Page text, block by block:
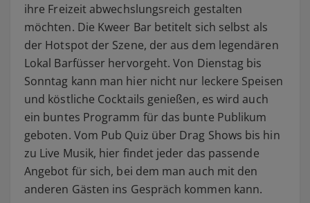
ihre Freizeit abwechslungsreich gestalten
möchten. Die Kweer Bar betitelt sich selbst als
der Hotspot der Szene, der aus dem legendären
Lokal Barfüsser hervorgeht. Von Dienstag bis
Sonntag kann man hier nicht nur leckere Speisen
und köstliche Cocktails genießen, es wird auch
ein buntes Programm für das bunte Publikum
geboten. Vom Pub Quiz über Drag Shows bis hin
zu Live Musik, hier findet jeder das passende
Angebot für sich, bei dem man auch mit den
anderen Gästen ins Gespräch kommen kann.